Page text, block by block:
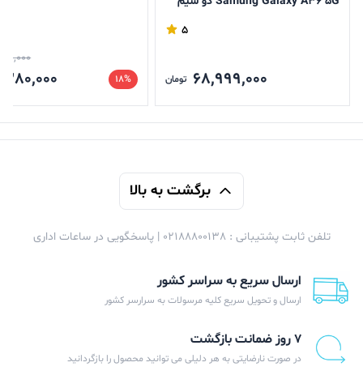
5
68,999,000 تومان 18%
برگشت به بالا
تلفن ثابت پشتیبانی : 02188800138 | پاسخگویی در ساعات اداری
ارسال سریع به سراسر کشور
ارسال و تحویل سریع کلیه مرسولات به سرارسر کشور
۷ روز ضمانت بازگشت
در صورت نارضایتی به هر دلیلی می توانید محصول را بازگردانید